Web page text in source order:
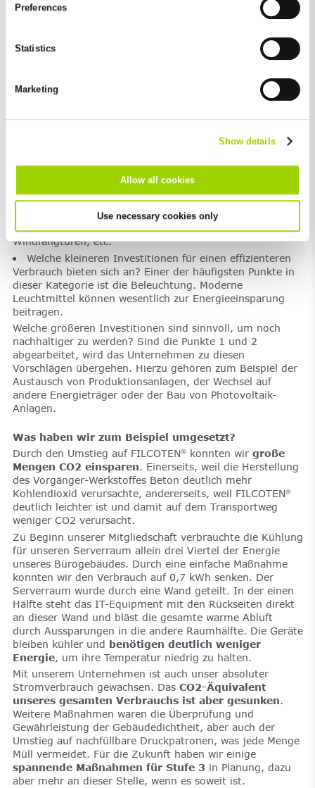
absolutely necessary cookies that serve the proper functioning
future in the "Cookie Policy" item in the footer of this website.
Excluded from this are absolutely necessary cookies that
Preferences
Statistics
Marketing
Show details
Allow all cookies
Use necessary cookies only
Dazu gehören zum Beispiel ganz einfache Dinge wie
das Anbringen von Hinweisen zu Stoßlüftung, dem
Abschalten von Stromfressern, dem Schließen von
Windfangtüren, etc.
Welche kleineren Investitionen für einen effizienteren
Verbrauch bieten sich an? Einer der häufigsten Punkte in
dieser Kategorie ist die Beleuchtung. Moderne
Leuchtmittel können wesentlich zur Energieeinsparung
beitragen.
Welche größeren Investitionen sind sinnvoll, um noch
nachhaltiger zu werden? Sind die Punkte 1 und 2
abgearbeitet, wird das Unternehmen zu diesen
Vorschlägen übergehen. Hierzu gehören zum Beispiel der
Austausch von Produktionsanlagen, der Wechsel auf
andere Energieträger oder der Bau von Photovoltaik-
Anlagen.
Was haben wir zum Beispiel umgesetzt?
Durch den Umstieg auf FILCOTEN®konnten wir große
Mengen CO2 einsparen. Einerseits, weil die Herstellung
des Vorgänger-Werkstoffes Beton deutlich mehr
Kohlendioxid verursachte, andererseits, weil FILCOTEN®
deutlich leichter ist und damit auf dem Transportweg
weniger CO2 verursacht.
Zu Beginn unserer Mitgliedschaft verbrauchte die Kühlung
für unseren Serverraum allein drei Viertel der Energie
unseres Bürogebäudes. Durch eine einfache Maßnahme
konnten wir den Verbrauch auf 0,7 kWh senken. Der
Serverraum wurde durch eine Wand geteilt. In der einen
Hälfte steht das IT-Equipment mit den Rückseiten direkt
an dieser Wand und bläst die gesamte warme Abluft
durch Aussparungen in die andere Raumhälfte. Die Geräte
bleiben kühler und benötigen deutlich weniger
Energie, um ihre Temperatur niedrig zu halten.
Mit unserem Unternehmen ist auch unser absoluter
Stromverbrauch gewachsen. Das CO2-Äquivalent
unseres gesamten Verbrauchs ist aber gesunken.
Weitere Maßnahmen waren die Überprüfung und
Gewährleistung der Gebäudedichtheit, aber auch der
Umstieg auf nachfüllbare Druckpatronen, was jede Menge
Müll vermeidet. Für die Zukunft haben wir einige
spannende Maßnahmen für Stufe 3 in Planung, dazu
aber mehr an dieser Stelle, wenn es soweit ist.